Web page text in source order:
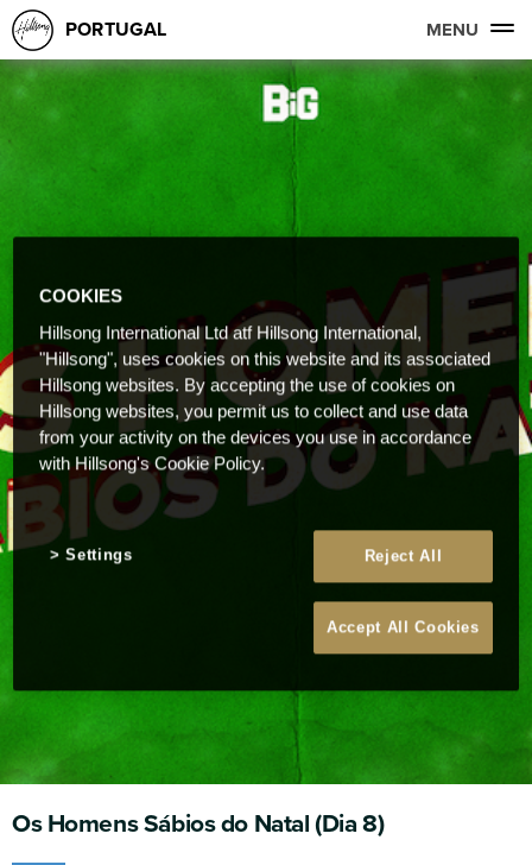
PORTUGAL MENU
Os Homens Sábios do Natal (Dia 8)
COOKIES
Hillsong International Ltd atf Hillsong International,
"Hillsong", uses cookies on this website and its associated
Hillsong websites. By accepting the use of cookies on
Hillsong websites, you permit us to collect and use data
from your activity on the devices you use in accordance
with Hillsong's Cookie Policy.
Reject All
Accept All Cookies
Settings